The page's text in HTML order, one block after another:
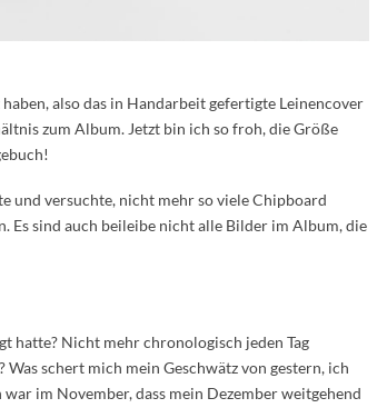
also das in Handarbeit gefertigte Leinencover
zum Album. Jetzt bin ich so froh, die Größe
und versuchte, nicht mehr so viele Chipboard
Es sind auch beileibe nicht alle Bilder im Album, die
hatte? Nicht mehr chronologisch jeden Tag
schert mich mein Geschwätz von gestern, ich
im November, dass mein Dezember weitgehend